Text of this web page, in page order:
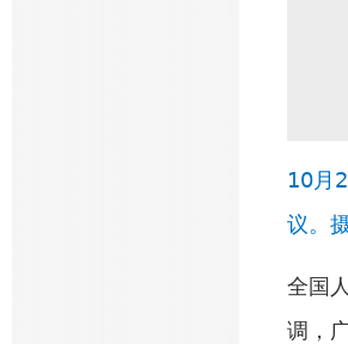
10月
议。
全国
调，